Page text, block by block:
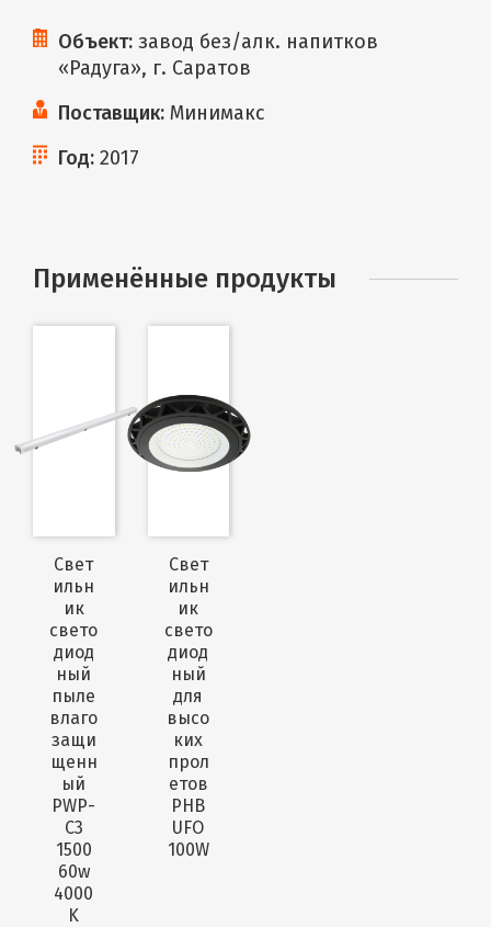
Объект: завод без/алк. напитков
«Радуга», г. Саратов
Поставщик: Минимакс
Год: 2017
Применённые продукты
Свет
ильн
ик
свето
диод
ный
пыле
влаго
защи
щенн
ый
PWP-
С3
1500
60w
4000
K
Свет
ильн
ик
свето
диод
ный
для
высо
ких
прол
етов
PHB
UFO
100W